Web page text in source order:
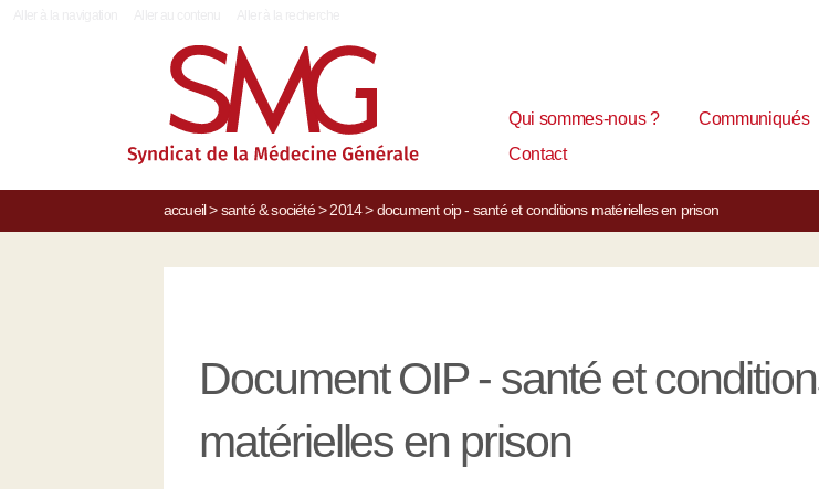
Qui sommes-nous ? Communiqués
Contact
accueil> santé & société> 2014> document oip - santé et conditions matérielles en prison
Document OIP - santé et
matérielles en prison